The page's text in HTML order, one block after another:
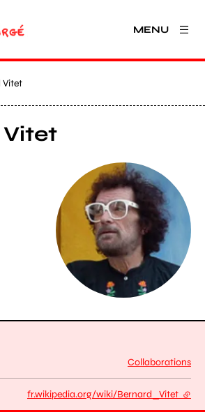
MENU
Vitet
Vitet
Agrandir
Collaborations
fr.wikipedia.org/wiki/Bernard_Vitet -